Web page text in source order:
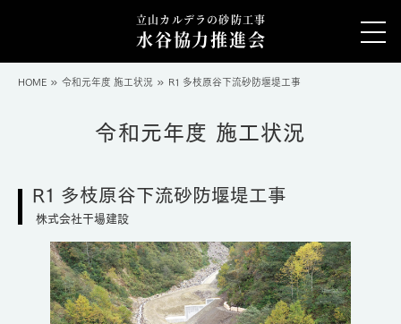
立山カルデラの砂防工事
水谷協力推進会
HOME 令和元年度 施工状況 R1 多枝原谷下流砂防堰堤工事
令和元年度 施工状況
R1 多枝原谷下流砂防堰堤工事
株式会社干場建設